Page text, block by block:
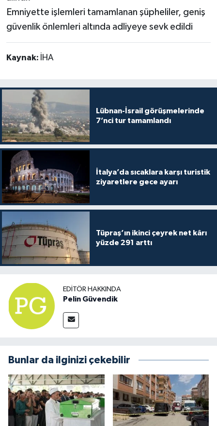
Emniyette işlemleri tamamlanan şüpheliler, geniş
güvenlik önlemleri altında adliyeye sevk edildi
Kaynak: İHA
Lübnan-İsrail görüşmelerinde
7’nci tur tamamlandı
İtalya’da sıcaklara karşı turistik
ziyaretlere gece ayarı
Tüpraş’ın ikinci çeyrek net kârı
yüzde 291 arttı
EDITÖR HAKKINDA
Pelin Güvendik
Bunlar da ilginizi çekebilir